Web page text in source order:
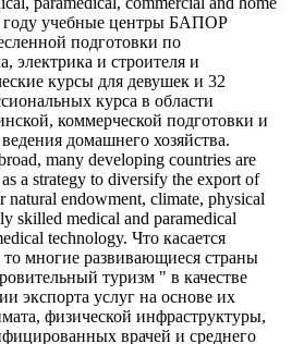
году учебные центры БАПОР
подготовки по
электрика и строителя и
курсы для девушек и 32
курса в области
, коммерческой подготовки и
домашнего хозяйства.
many developing countries are
a strategy to diversify the export of
natural endowment, climate, physical
skilled medical and paramedical
technology. Что касается
многие развивающиеся страны
туризм " в качестве
экспорта услуг на основе их
физической инфраструктуры,
врачей и среднего